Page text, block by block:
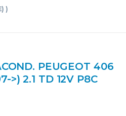
)
PEUGEOT 406
>) 2.1 TD 12V P8C
0499411660
ACONDICIONADO